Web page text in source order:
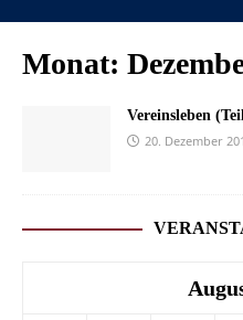
Monat:
Vereinsleben
20. Dezember